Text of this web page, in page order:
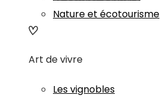
Nature et écotourisme
Art de vivre
Les vignobles